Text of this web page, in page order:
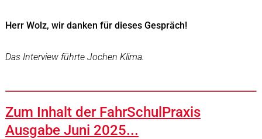
Herr Wolz, wir danken für dieses Gespräch!
Das Interview führte Jochen Klima.
Zum Inhalt der FahrSchulPraxis
Ausgabe Juni 2025...